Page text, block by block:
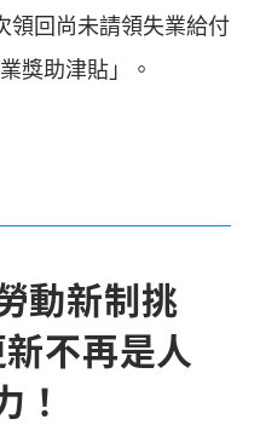
領回尚未請領失業給付
獎助津貼」。
動新制挑
不再是人
！